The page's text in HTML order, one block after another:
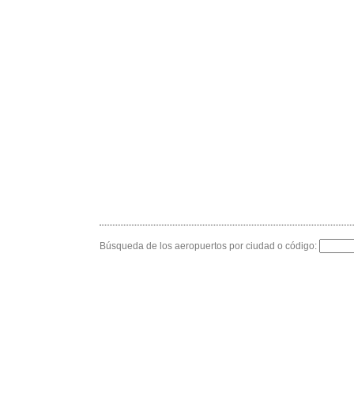
Búsqueda de los aeropuertos por ciudad o código: